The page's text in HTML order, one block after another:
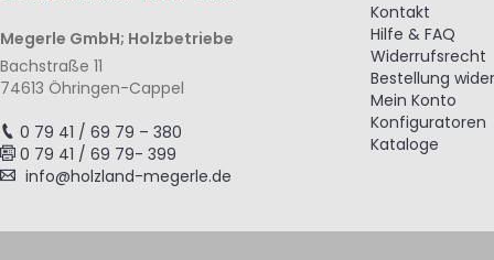
Megerle GmbH; Holzbetriebe
Bachstraße 11
74613 Öhringen-Cappel
0 79 41 / 69 79 – 380
0 79 41 / 69 79- 399
info@holzland-megerle.de
Kontakt
Hilfe & FAQ
Widerrufsrecht
Bestellung
Mein Konto
Konfiguratoren
Kataloge